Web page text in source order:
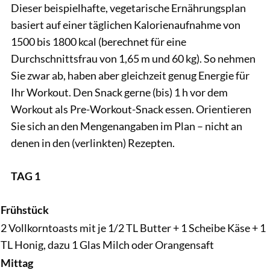
Dieser beispielhafte, vegetarische Ernährungsplan
basiert auf einer täglichen Kalorienaufnahme von
1500 bis 1800 kcal (berechnet für eine
Durchschnittsfrau von 1,65 m und 60 kg). So nehmen
Sie zwar ab, haben aber gleichzeit genug Energie für
Ihr Workout. Den Snack gerne (bis) 1 h vor dem
Workout als Pre-Workout-Snack essen. Orientieren
Sie sich an den Mengenangaben im Plan – nicht an
denen in den (verlinkten) Rezepten.
TAG 1
Frühstück
2 Vollkorntoasts mit je 1/2 TL Butter + 1 Scheibe Käse + 1
TL Honig, dazu 1 Glas Milch oder Orangensaft
Mittag